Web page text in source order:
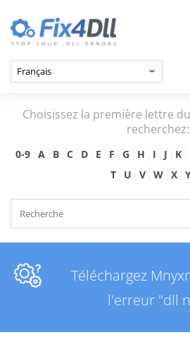
Choisissez la première lettre
recherchez:
0-9 A B C D E F G H I J K
T
U V W X
Téléchargez
l'erreur "dll